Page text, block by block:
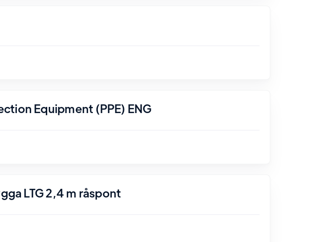
Equipment (PPE) ENG
LTG 2,4 m råspont